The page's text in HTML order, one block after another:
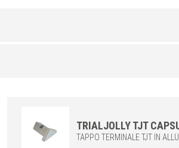
12,5